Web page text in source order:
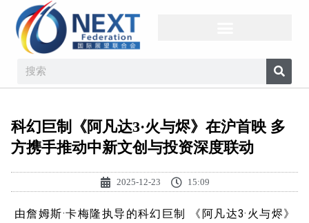
科幻巨制《阿凡达3·火与烬》在沪首映 多
方携手推动中新文创与投资深度联动
2025-12-23 15:09
由詹姆斯·卡梅隆执导的科幻巨制 《阿凡达3·火与烬》